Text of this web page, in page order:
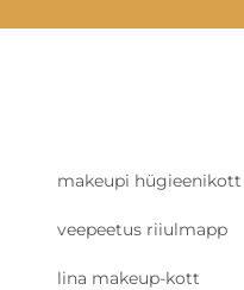
makeupi hügieenikott
veepeetus riiulmapp
lina makeup-kott